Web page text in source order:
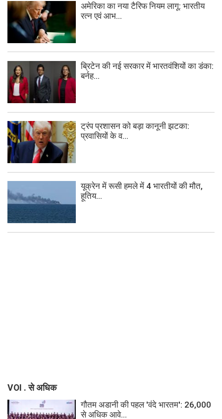
अमेरिका का नया टैरिफ नियम लागू: भारतीय
रत्न एवं आभ...
ब्रिटेन की नई सरकार में भारतवंशियों का डंका:
बर्नह...
ट्रंप प्रशासन को बड़ा कानूनी झटका:
प्रवासियों के व...
यूक्रेन में रूसी हमले में 4 भारतीयों की मौत,
हूतिय...
VOI . से अधिक
गौतम अडानी की पहल 'वंदे भारतम': 26,000
से अधिक आवे...